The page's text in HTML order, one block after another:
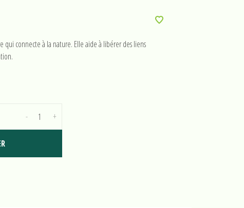
qui connecte à la nature. Elle aide à libérer des liens
+
-